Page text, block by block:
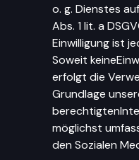
o. g. Dienstes
Abs. 1 lit. a
Einwilligung ist
Soweit
erfolgt die
Grundlage
möglichst
den Sozialen